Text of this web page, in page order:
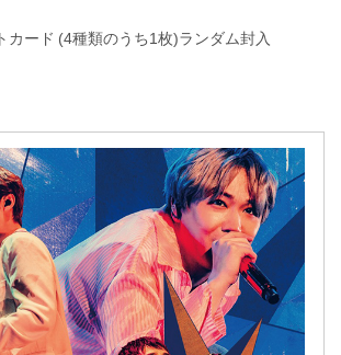
カード (4種類のうち1枚)ランダム封入